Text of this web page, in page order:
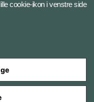
cookie-ikon i venstre side